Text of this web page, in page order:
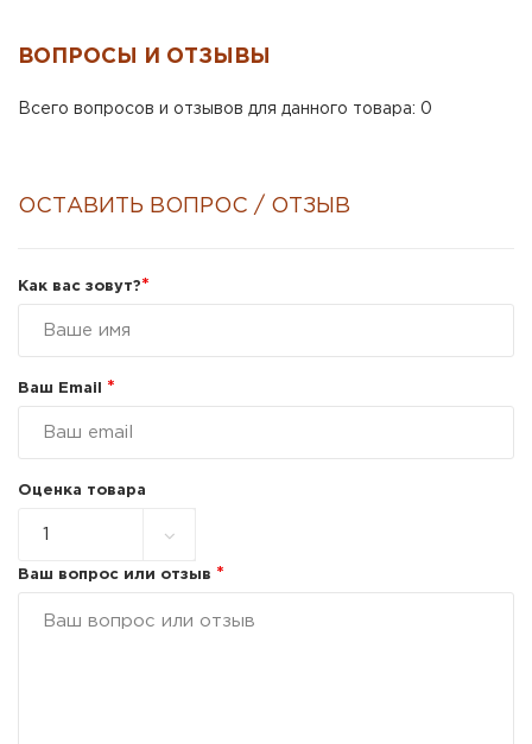
ВОПРОСЫ И ОТЗЫВЫ
Всего вопросов и отзывов для данного товара: 0
ОСТАВИТЬ ВОПРОС / ОТЗЫВ
Как вас зовут?*
Ваш Email *
Оценка товара
Ваш вопрос или отзыв *